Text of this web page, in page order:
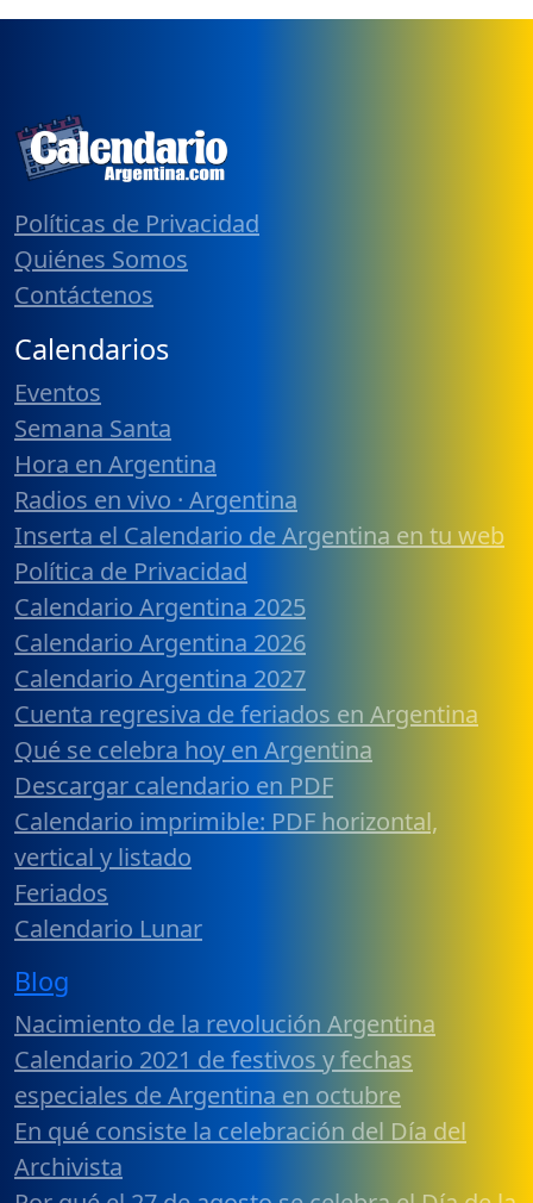
Políticas de Privacidad
Quiénes Somos
Contáctenos
Calendarios
Eventos
Semana Santa
Hora en Argentina
Radios en vivo · Argentina
Inserta el Calendario de Argentina en tu web
Política de Privacidad
Calendario Argentina 2025
Calendario Argentina 2026
Calendario Argentina 2027
Cuenta regresiva de feriados en Argentina
Qué se celebra hoy en Argentina
Descargar calendario en PDF
Calendario imprimible: PDF horizontal,
vertical y listado
Feriados
Calendario Lunar
Blog
Nacimiento de la revolución Argentina
Calendario 2021 de festivos y fechas
especiales de Argentina en octubre
En qué consiste la celebración del Día del
Archivista